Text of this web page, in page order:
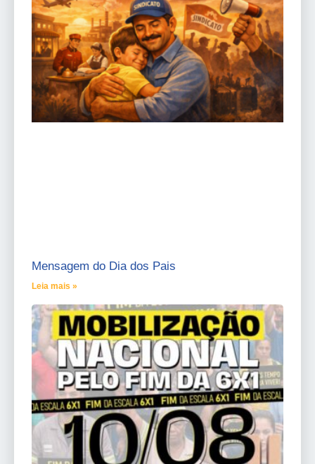
Mensagem do Dia dos Pais
Leia mais »